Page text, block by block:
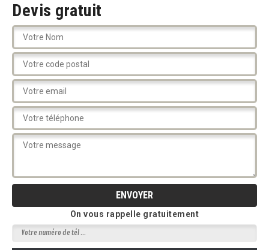
Devis gratuit
On vous rappelle gratuitement